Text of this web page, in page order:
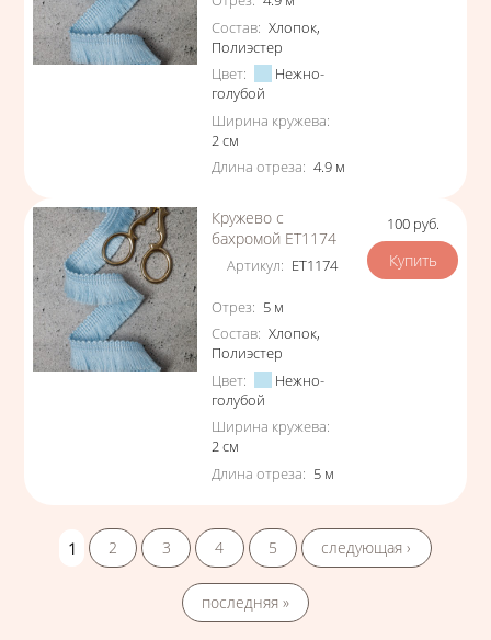
Состав: Хлопок,
Полиэстер
Цвет:
Нежно-
голубой
Ширина кружева:
2см
Длина отреза: 4.9 м
Кружево с
бахромой ЕТ1174
Артикул: ЕТ1174
Характеристики
Отрез: 5 м
Состав: Хлопок,
Полиэстер
Цвет:
Нежно-
голубой
Ширина кружева:
2см
Длина отреза: 5 м
Цена
100 руб.
1
2 3 4 5 следующая ›
последняя »